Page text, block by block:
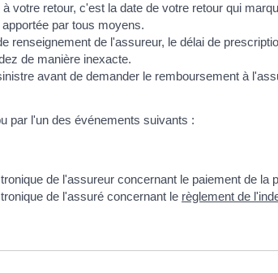
votre retour, c'est la date de votre retour qui
par tous moyens.
renseignement de l'assureur, le délai de
de manière inexacte.
avant de demander le remboursement à
par l'un des événements suivants :
de l'assureur concernant le paiement de la
de l'assuré concernant le règlement de